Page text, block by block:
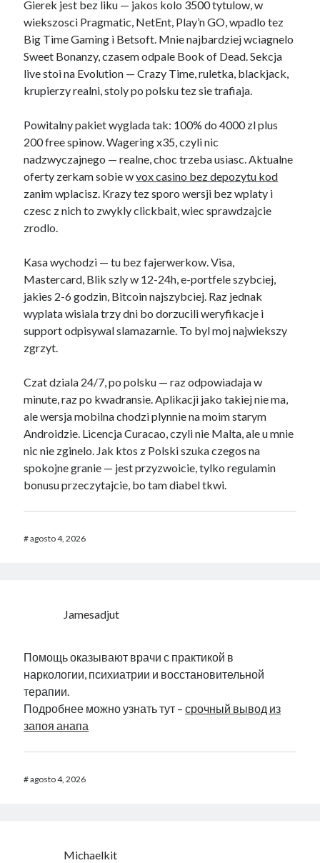
Gierek jest bez liku — jakos kolo 3500 tytulow, w
wiekszosci Pragmatic, NetEnt, Play’n GO, wpadlo tez
Big Time Gaming i Betsoft. Mnie najbardziej wciagnelo
Sweet Bonanzy, czasem odpale Book of Dead. Sekcja
live stoi na Evolution — Crazy Time, ruletka, blackjack,
krupierzy realni, stoly po polsku tez sie trafiaja.
Powitalny pakiet wyglada tak: 100% do 4000 zl plus
200 free spinow. Wagering x35, czyli nic
nadzwyczajnego — realne, choc trzeba usiasc. Aktualne
oferty zerkam sobie wvox casino bez depozytu kod
zanim wplacisz. Krazy tez sporo wersji bez wplaty i
czesc z nich to zwykly clickbait, wiec sprawdzajcie
zrodlo.
Kasa wychodzi — tu bez fajerwerkow. Visa,
Mastercard, Blik szly w 12-24h, e-portfele szybciej,
jakies 2-6 godzin, Bitcoin najszybciej. Raz jednak
wyplata wisiala trzy dni bo dorzucili weryfikacje i
support odpisywal slamazarnie. To byl moj najwiekszy
zgrzyt.
Czat dziala 24/7, po polsku — raz odpowiadaja w
minute, raz po kwadransie. Aplikacji jako takiej nie ma,
ale wersja mobilna chodzi plynnie na moim starym
Androidzie. Licencja Curacao, czyli nie Malta, ale u mnie
nic nie zginelo. Jak ktos z Polski szuka czegos na
spokojne granie — jest przyzwoicie, tylko regulamin
bonusu przeczytajcie, bo tam diabel tkwi.
#agosto 4, 2026
Jamesadjut
Помощь оказывают врачи с практикой в
наркологии, психиатрии и восстановительной
терапии.
Подробнее можно узнать тут –срочный вывод из
запоя анапа
#agosto 4, 2026
Michaelkit